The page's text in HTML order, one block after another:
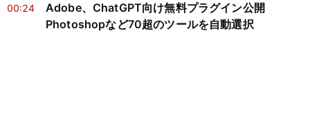
00:24
Adobe、ChatGPT向け無料プラグイン公開
Photoshopなど70超のツールを自動選択